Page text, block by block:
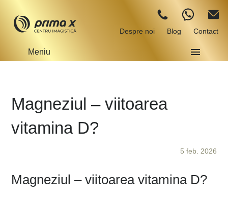
Despre noi Blog Contact
Meniu
Magneziul – viitoarea
vitamina D?
5 feb. 2026
Magneziul – viitoarea vitamina D?